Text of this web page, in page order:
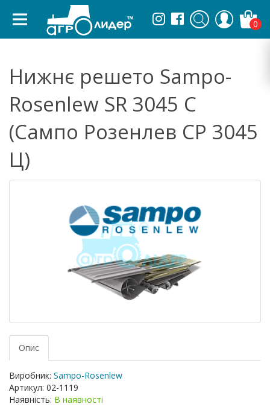
0
Нижнє решето Sampo-
Rosenlew SR 3045 C
(Сампо Розенлев СР 3045
Ц)
Опис
Виробник: Sampo-Rosenlew
Артикул: 02-1119
Наявність: В наявності